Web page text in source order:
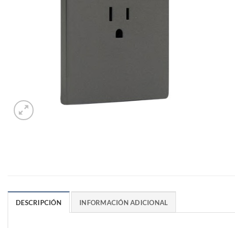
DESCRIPCIÓN INFORMACIÓN ADICIONAL